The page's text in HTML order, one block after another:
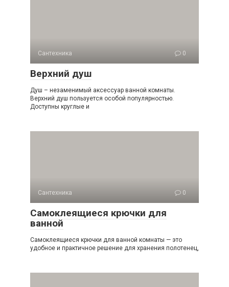
Сантехника 0
Верхний душ
Душ – незаменимый аксессуар ванной комнаты.
Верхний душ пользуется особой популярностью.
Доступны круглые и
Сантехника 0
Самоклеящиеся крючки для
ванной
Самоклеящиеся крючки для ванной комнаты — это
удобное и практичное решение для хранения полотенец,